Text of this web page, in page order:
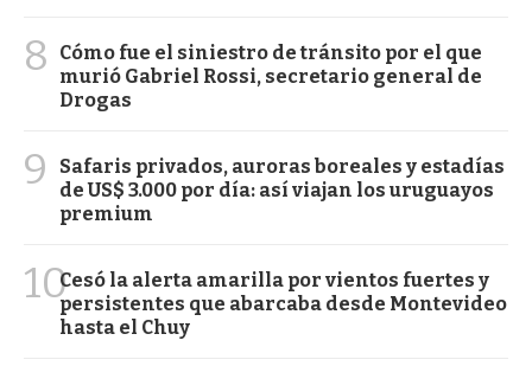
8
Cómo fue el siniestro de tránsito por el que
murió Gabriel Rossi, secretario general de
Drogas
9
Safaris privados, auroras boreales y estadías
de US$ 3.000 por día: así viajan los uruguayos
premium
10Cesó la alerta amarilla por vientos fuertes y
persistentes que abarcaba desde Montevideo
hasta el Chuy